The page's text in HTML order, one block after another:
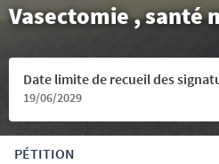
Vasectomie , santé
Date limite de recueil des
19/06/2029
PÉTITION